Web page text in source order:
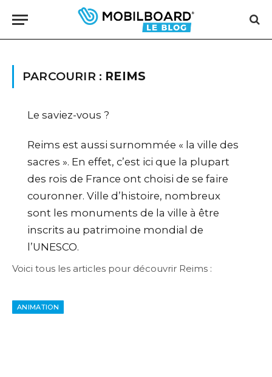
PARCOURIR : REIMS
Le saviez-vous ?
Reims est aussi surnommée « la ville des
sacres ». En effet, c’est ici que la plupart
des rois de France ont choisi de se faire
couronner. Ville d’histoire, nombreux
sont les monuments de la ville à être
inscrits au patrimoine mondial de
l’UNESCO.
Voici tous les articles pour découvrir Reims :
ANIMATION